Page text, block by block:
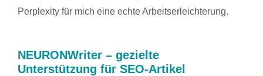
Perplexity für mich eine echte Arbeitserleichterung.
NEURONWriter – gezielte
Unterstützung für SEO-Artikel